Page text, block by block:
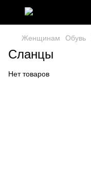
Женщинам Обувь
Сланцы
Нет товаров